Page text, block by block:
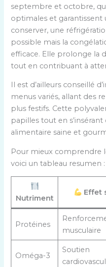
septembre et octobre,
optimales et garantissent
conserver, une
possible mais la
efficace. Elle prolonge la
tout en contribuant à
Il est d’ailleurs conseillé
menus variés, allant des
plus festifs. Cette
papilles tout en
alimentaire saine et
Pour mieux comprendre
voici un tableau resumen :
Nutriment
Effet
Protéines
musculaire
Oméga-3
Soutien